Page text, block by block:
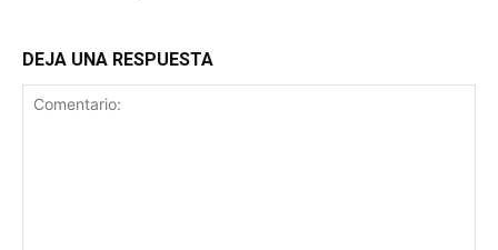
DEJA UNA RESPUESTA